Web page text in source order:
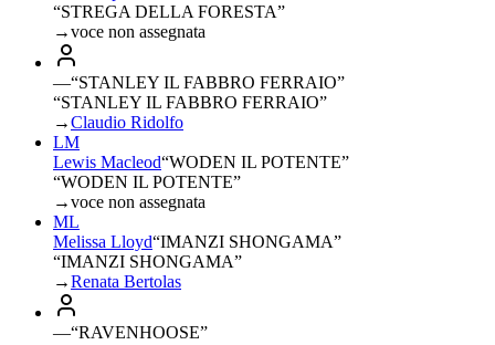
“STREGA DELLA FORESTA”
→voce non assegnata
—“STANLEY IL FABBRO FERRAIO”
“STANLEY IL FABBRO FERRAIO”
→Claudio Ridolfo
LM
Lewis Macleod“WODEN IL POTENTE”
“WODEN IL POTENTE”
→voce non assegnata
ML
Melissa Lloyd“IMANZI SHONGAMA”
“IMANZI SHONGAMA”
→Renata Bertolas
—“RAVENHOOSE”